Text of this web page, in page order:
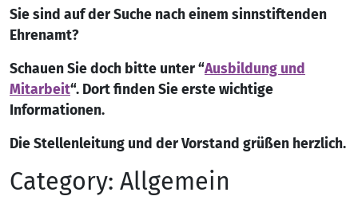
Sie sind auf der Suche nach einem sinnstiftenden
Ehrenamt?
Schauen Sie doch bitte unter “Ausbildung und
Mitarbeit“. Dort finden Sie erste wichtige
Informationen.
Die Stellenleitung und der Vorstand grüßen herzlich.
Category: Allgemein